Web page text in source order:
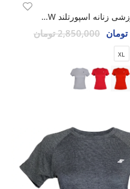
تی شرت ورزشی زنانه اسپورتلند SHIFT Lumin W
2,850,000 تومان
XL